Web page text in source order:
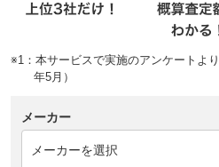
※1：本サービスで実施のアンケートよ
年5月）
メーカー